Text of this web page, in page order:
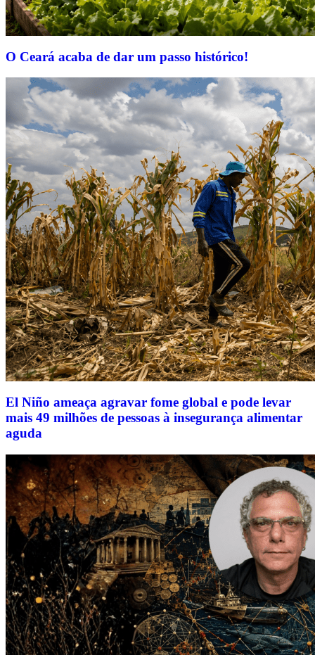
O Ceará acaba de dar um passo histórico!
El Niño ameaça agravar fome global e pode levar
mais 49 milhões de pessoas à insegurança alimentar
aguda